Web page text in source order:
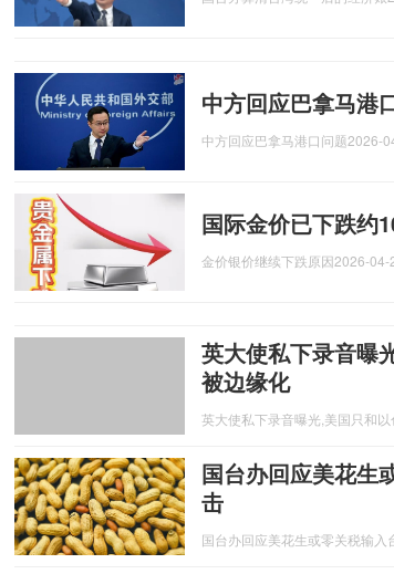
中方回应巴拿马港
中方回应巴拿马港口问题2026-
国际金价已下跌约
金价银价继续下跌原因2026-04-
英大使私下录音曝
被边缘化
英大使私下录音曝光,美国只和
国台办回应美花生
击
国台办回应美花生或零关税输入